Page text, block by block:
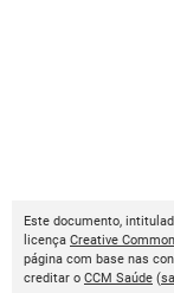
Este documento,
licença Creative
página com base nas
creditar o CCM Saúde (